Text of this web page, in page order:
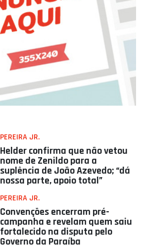
PEREIRA JR.
Helder confirma que não vetou
nome de Zenildo para a
suplência de João Azevedo; “dá
nossa parte, apoio total”
PEREIRA JR.
Convenções encerram pré-
campanha e revelam quem saiu
fortalecido na disputa pelo
Governo da Paraíba